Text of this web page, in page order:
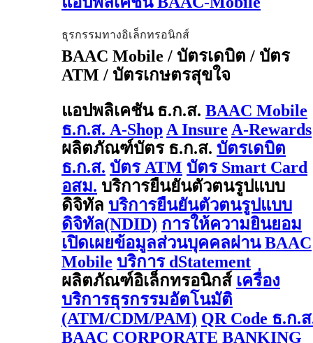
ธุรกรรมทางอิเล็กทรอนิกส์
BAAC Mobile / บัตรเดบิต / บัตร
ATM / บัตรเกษตรสุขใจ
แอปพลิเคชัน ธ.ก.ส. BAAC Mobile
ธ.ก.ส. A-Shop A Insure A-Rewards
ผลิตภัณฑ์บัตร ธ.ก.ส. บัตรเดบิต
ธ.ก.ส. บัตร ATM บัตร Smart Card
อสม. บริการยืนยันตัวตนรูปแบบ
ดิจิทัล บริการยืนยันตัวตนรูปแบบ
ดิจิทัล(NDID) การให้ความยินยอม
เปิดเผยข้อมูลส่วนบุคคลผ่าน BAAC
Mobile บริการ dStatement
ผลิตภัณฑ์อิเล็กทรอนิกส์ เครื่อง
บริการธุรกรรมอัตโนมัติ
(ATM/CDM/PAM) QR Code ธ.ก.
BAAC CORPORATE BANKING